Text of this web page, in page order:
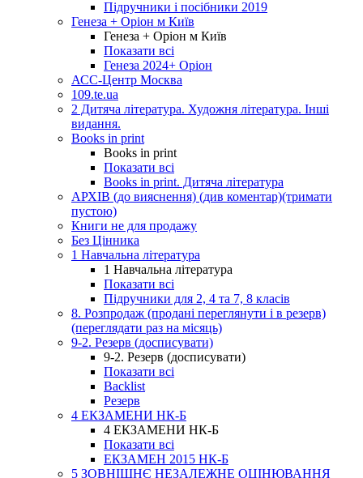
Підручники і посібники 2019
Генеза + Оріон м Київ
Генеза + Оріон м Київ
Показати всі
Генеза 2024+ Оріон
АСС-Центр Москва
109.te.ua
2 Дитяча література. Художня література. Інші
видання.
Books in print
Books in print
Показати всі
Books in print. Дитяча література
АРХІВ (до вияснення) (див коментар)(тримати
пустою)
Книги не для продажу
Без Цінника
1 Навчальна література
1 Навчальна література
Показати всі
Підручники для 2, 4 та 7, 8 класів
8. Розпродаж (продані переглянути і в резерв)
(переглядати раз на місяць)
9-2. Резерв (досписувати)
9-2. Резерв (досписувати)
Показати всі
Backlist
Резерв
4 ЕКЗАМЕНИ НК-Б
4 ЕКЗАМЕНИ НК-Б
Показати всі
ЕКЗАМЕН 2015 НК-Б
5 ЗОВНІШНЄ НЕЗАЛЕЖНЕ ОЦІНЮВАННЯ